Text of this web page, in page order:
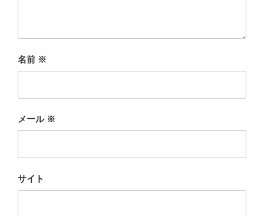
名前 ※
メール ※
サイト